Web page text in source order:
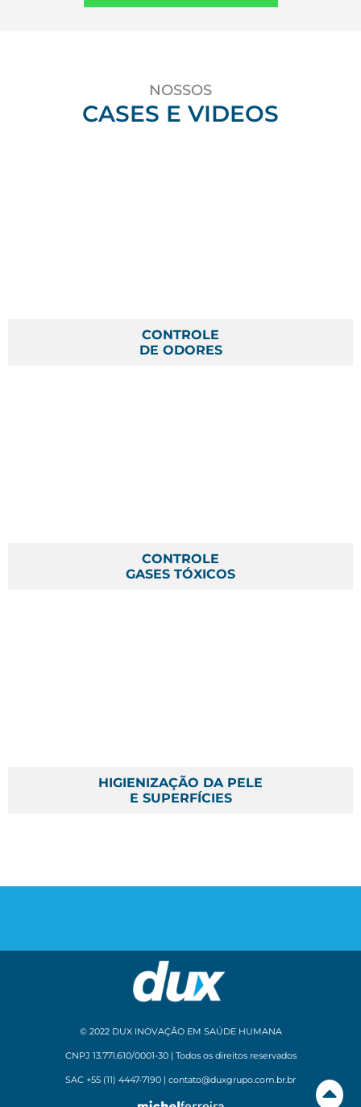
NOSSOS
CASES E VIDEOS
CONTROLE
DE ODORES
CONTROLE
GASES TÓXICOS
HIGIENIZAÇÃO DA PELE
E SUPERFÍCIES
© 2022 DUX INOVAÇÃO EM SAÚDE HUMANA
CNPJ 13.771.610/0001-30 | Todos os direitos reservados
SAC +55 (11) 4447-7190 | contato@duxgrupo.com.br.br